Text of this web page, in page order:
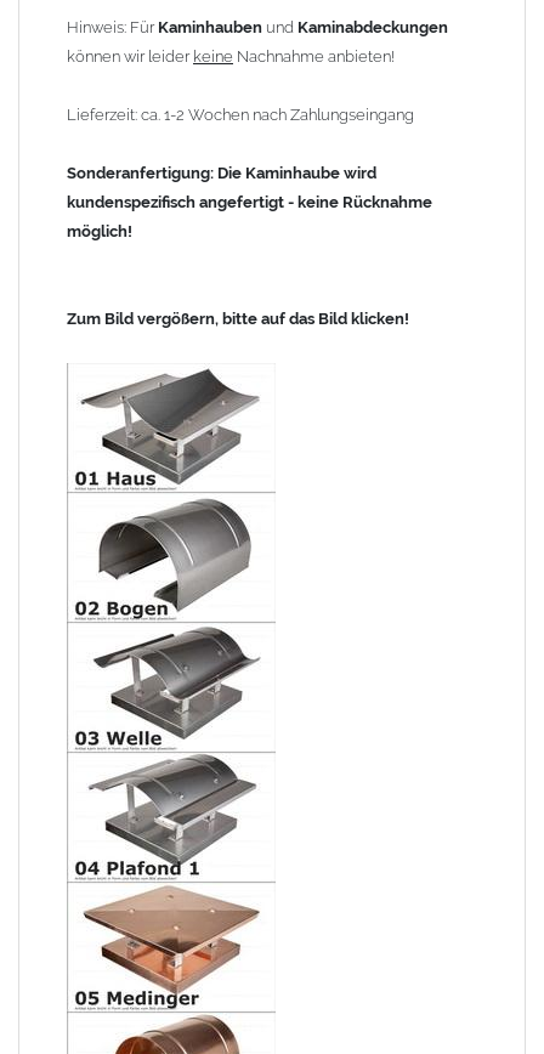
Hinweis: Für Kaminhauben und Kaminabdeckungen
können wir leider keine Nachnahme anbieten!
Lieferzeit: ca. 1-2 Wochen nach Zahlungseingang
Sonderanfertigung: Die Kaminhaube wird
kundenspezifisch angefertigt - keine Rücknahme
möglich!
Zum Bild vergößern, bitte auf das Bild klicken!